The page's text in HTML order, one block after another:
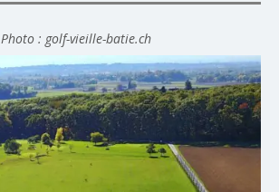
Photo : golf-vieille-batie.ch